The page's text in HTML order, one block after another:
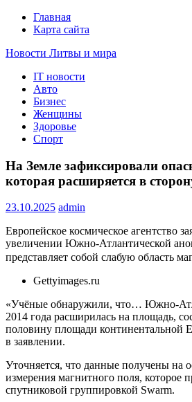
Главная
Карта сайта
Новости Литвы и мира
Свежие события и главные новости
портале EUROLITVA.RU
IT новости
Авто
Бизнес
Женщины
Здоровье
Спорт
На Земле зафиксировали
которая расширяется в
23.10.2025 admin
Европейское космическое агентство
увеличении Южно-Атлантической
представляет собой слабую область
Gettyimages.ru
«Учёные обнаружили, что… Южно-
2014 года расширилась на площадь,
половину площади континентальной
в заявлении.
Уточняется, что данные получены на
измерения магнитного поля, которое
спутниковой группировкой Swarm.